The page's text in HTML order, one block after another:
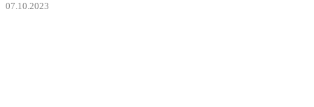
07.10.2023